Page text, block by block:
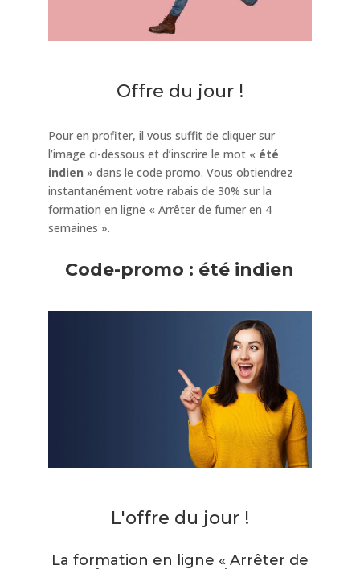
Offre du jour !
Pour en profiter, il vous suffit de cliquer sur
l’image ci-dessous et d’inscrire le mot « été
indien » dans le code promo. Vous obtiendrez
instantanément votre rabais de 30% sur la
formation en ligne « Arrêter de fumer en 4
semaines ».
Code-promo : été indien
L'offre du jour !
La formation en ligne « Arrêter de